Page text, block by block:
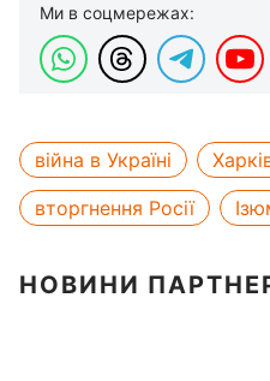
Ми в соцмережах:
війна в Україні
вторгнення Росії
НОВИНИ